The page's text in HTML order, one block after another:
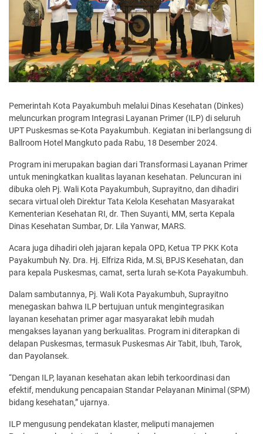
Pemerintah Kota Payakumbuh melalui Dinas Kesehatan (Dinkes)
meluncurkan program Integrasi Layanan Primer (ILP) di seluruh
UPT Puskesmas se-Kota Payakumbuh. Kegiatan ini berlangsung di
Ballroom Hotel Mangkuto pada Rabu, 18 Desember 2024.
Program ini merupakan bagian dari Transformasi Layanan Primer
untuk meningkatkan kualitas layanan kesehatan. Peluncuran ini
dibuka oleh Pj. Wali Kota Payakumbuh, Suprayitno, dan dihadiri
secara virtual oleh Direktur Tata Kelola Kesehatan Masyarakat
Kementerian Kesehatan RI, dr. Then Suyanti, MM, serta Kepala
Dinas Kesehatan Sumbar, Dr. Lila Yanwar, MARS.
Acara juga dihadiri oleh jajaran kepala OPD, Ketua TP PKK Kota
Payakumbuh Ny. Dra. Hj. Elfriza Rida, M.Si, BPJS Kesehatan, dan
para kepala Puskesmas, camat, serta lurah se-Kota Payakumbuh.
Dalam sambutannya, Pj. Wali Kota Payakumbuh, Suprayitno
menegaskan bahwa ILP bertujuan untuk mengintegrasikan
layanan kesehatan primer agar masyarakat lebih mudah
mengakses layanan yang berkualitas. Program ini diterapkan di
delapan Puskesmas, termasuk Puskesmas Air Tabit, Ibuh, Tarok,
dan Payolansek.
“Dengan ILP, layanan kesehatan akan lebih terkoordinasi dan
efektif, mendukung pencapaian Standar Pelayanan Minimal (SPM)
bidang kesehatan,” ujarnya.
ILP mengusung pendekatan klaster, meliputi manajemen